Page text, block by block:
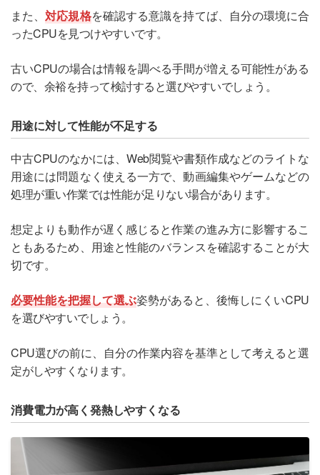
また、対応規格を確認する意識を持てば、自分の環境に合
ったCPUを見つけやすいです。
古いCPUの場合は情報を調べる手間が増える可能性がある
ので、余裕を持って検討すると選びやすいでしょう。
用途に対して性能が不足する
中古CPUのなかには、Web閲覧や書類作成などのライトな
用途には問題なく使える一方で、動画編集やゲームなどの
処理が重い作業では性能が足りない場合があります。
想定よりも動作が遅く感じると作業の進み方に影響するこ
ともあるため、用途と性能のバランスを確認することが大
切です。
必要性能を把握して選ぶ姿勢があると、後悔しにくいCPU
を選びやすいでしょう。
CPU選びの前に、自分の作業内容を基準として考えると選
定がしやすくなります。
消費電力が高く発熱しやすくなる